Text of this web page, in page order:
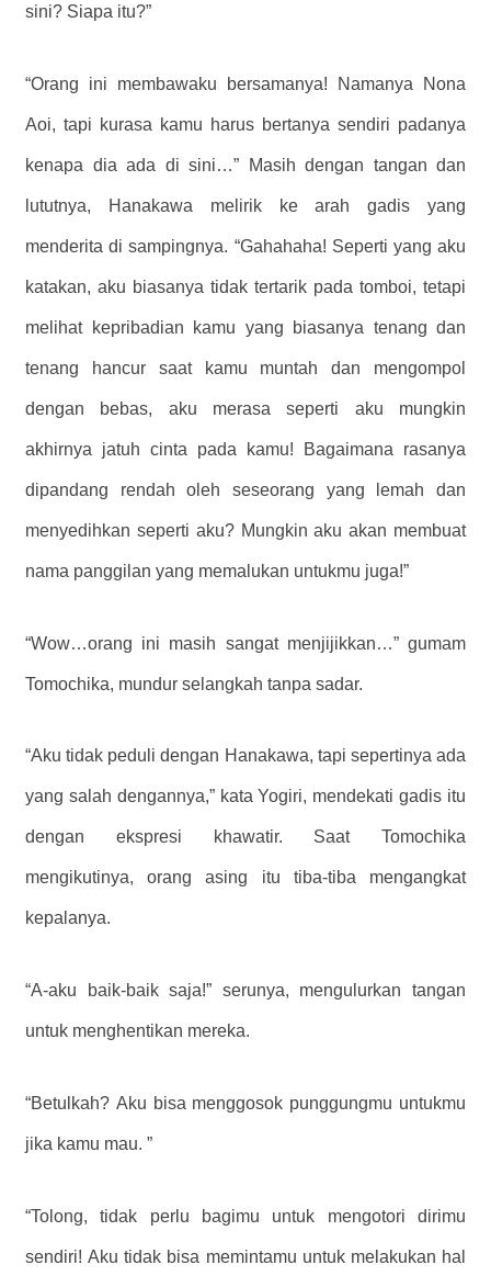
sini? Siapa itu?”
“Orang ini membawaku bersamanya! Namanya Nona
Aoi, tapi kurasa kamu harus bertanya sendiri padanya
kenapa dia ada di sini…” Masih dengan tangan dan
lututnya, Hanakawa melirik ke arah gadis yang
menderita di sampingnya. “Gahahaha! Seperti yang aku
katakan, aku biasanya tidak tertarik pada tomboi, tetapi
melihat kepribadian kamu yang biasanya tenang dan
tenang hancur saat kamu muntah dan mengompol
dengan bebas, aku merasa seperti aku mungkin
akhirnya jatuh cinta pada kamu! Bagaimana rasanya
dipandang rendah oleh seseorang yang lemah dan
menyedihkan seperti aku? Mungkin aku akan membuat
nama panggilan yang memalukan untukmu juga!”
“Wow…orang ini masih sangat menjijikkan…” gumam
Tomochika, mundur selangkah tanpa sadar.
“Aku tidak peduli dengan Hanakawa, tapi sepertinya ada
yang salah dengannya,” kata Yogiri, mendekati gadis itu
dengan ekspresi khawatir. Saat Tomochika
mengikutinya, orang asing itu tiba-tiba mengangkat
kepalanya.
“A-aku baik-baik saja!” serunya, mengulurkan tangan
untuk menghentikan mereka.
“Betulkah? Aku bisa menggosok punggungmu untukmu
jika kamu mau. ”
“Tolong, tidak perlu bagimu untuk mengotori dirimu
sendiri! Aku tidak bisa memintamu untuk melakukan hal